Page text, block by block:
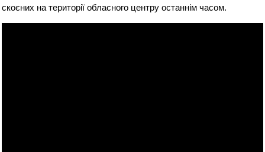
скоєних на території обласного центру останнім часом.